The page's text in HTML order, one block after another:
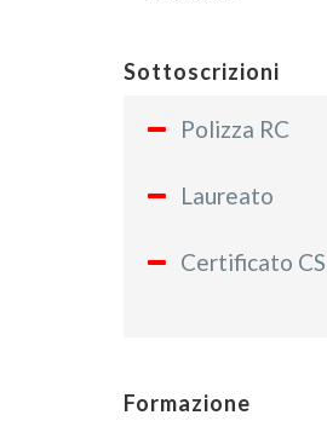
Sottoscrizioni
Polizza RC
Laureato
Certificato
Formazione